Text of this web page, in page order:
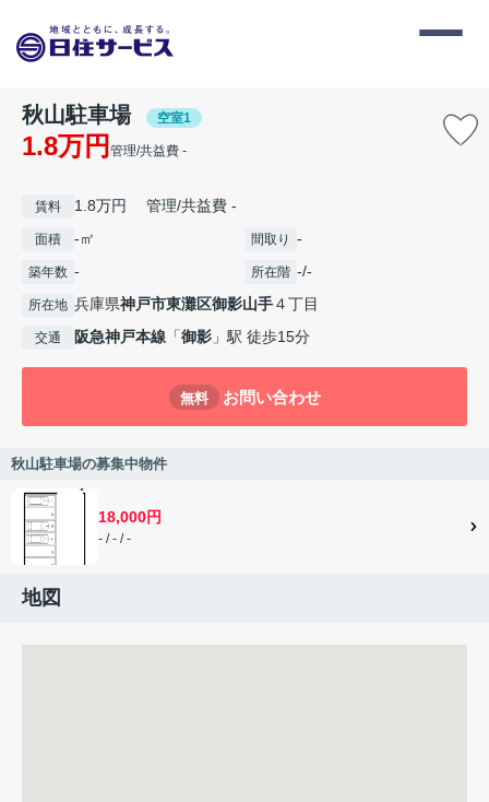
秋山駐車場 空室1
1.8万円 管理/共益費 -
賃料 1.8万円 管理/共益費 -
面積 -㎡ 間取り -
築年数 - 所在階 -/-
所在地 兵庫県神戸市東灘区御影山手４丁目
交通 阪急神戸本線 「御影 」駅 徒歩15分
無料 お問い合わせ
秋山駐車場の募集中物件
18,000円
- / - / -
地図